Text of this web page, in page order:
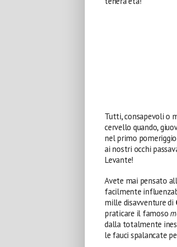
Tutti, consapevoli o
cervello quando,
nel primo
ai nostri occhi
Levante!
Avete mai pensato
facilmente
mille disavventure di
praticare il famoso
dalla totalmente
le fauci spalancate